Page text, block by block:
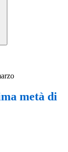
metà di